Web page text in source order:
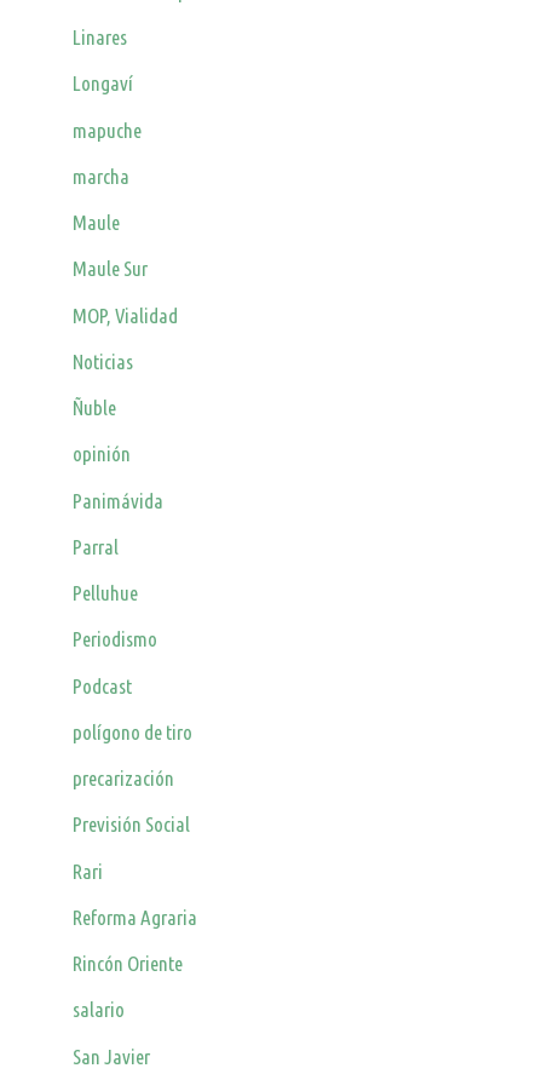
Linares
Longaví
mapuche
marcha
Maule
Maule Sur
MOP, Vialidad
Noticias
Ñuble
opinión
Panimávida
Parral
Pelluhue
Periodismo
Podcast
polígono de tiro
precarización
Previsión Social
Rari
Reforma Agraria
Rincón Oriente
salario
San Javier